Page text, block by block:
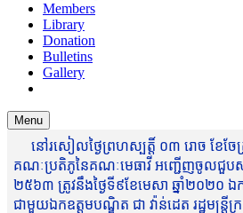
Members
Library
Donation
Bulletins
Gallery
Menu
នៅរសៀលថ្ងៃព្រហស្បត្តិ៍ ០៣ រោច ខែចែត្
គណៈប្រតិភូនៃគណៈមេធាវី អញ្ជើញចូលជួបសម្
២៥៦៣ ត្រូវនឹងថ្ងៃទី៩ខែមេសា ឆ្នាំ២០២០
ជាមួយឯកឧត្តមបណ្ឌិត ជា វ៉ាន់ដេត រដ្ឋម